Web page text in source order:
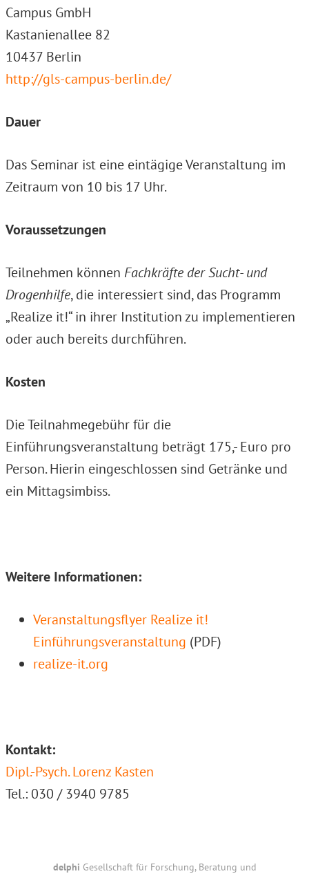
Campus GmbH
Kastanienallee 82
10437 Berlin
http://gls-campus-berlin.de/
Dauer
Das Seminar ist eine eintägige Veranstaltung im
Zeitraum von 10 bis 17 Uhr.
Voraussetzungen
Teilnehmen können Fachkräfte der Sucht- und
Drogenhilfe, die interessiert sind, das Programm
„Realize it!“ in ihrer Institution zu implementieren
oder auch bereits durchführen.
Kosten
Die Teilnahmegebühr für die
Einführungsveranstaltung beträgt 175,- Euro pro
Person. Hierin eingeschlossen sind Getränke und
ein Mittagsimbiss.
Weitere Informationen:
Veranstaltungsflyer Realize it!
Einführungsveranstaltung (PDF)
realize-it.org
Kontakt:
Dipl.-Psych. Lorenz Kasten
Tel.: 030 / 3940 9785
Footerdelphi Gesellschaft für Forschung, Beratung und